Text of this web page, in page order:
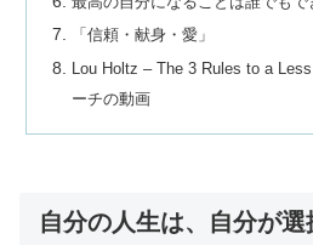
「信頼・献身・愛」
Lou Holtz – The 3 Rules to a
ーチの動画
自分の人生は、自分が選